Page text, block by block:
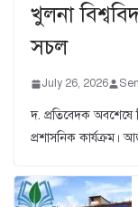
খুলনা
সচল
July 26, 2026
দ. প্রতিবেদক অবশেষে
প্রশাসনিক কার্যক্রম।